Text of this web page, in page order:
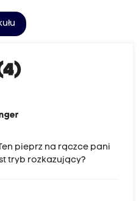
pieprz na rączce pani
tryb rozkazujący?